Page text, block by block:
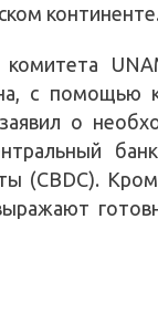
континенте.
с помощью
о
(CBDC).